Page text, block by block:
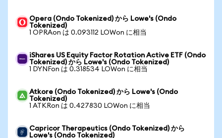
Opera (Ondo Tokenized) から Lowe's (Ondo
Tokenized)
1 OPRAon は 0.093112 LOWon に相当
iShares US Equity Factor Rotation Active ETF (Ondo
Tokenized) から Lowe's (Ondo Tokenized)
1 DYNFon は 0.318534 LOWon に相当
Atkore (Ondo Tokenized) から Lowe's (Ondo
Tokenized)
1 ATKRon は 0.427830 LOWon に相当
Capricor Therapeutics (Ondo Tokenized) から
Lowe's (Ondo Tokenized)